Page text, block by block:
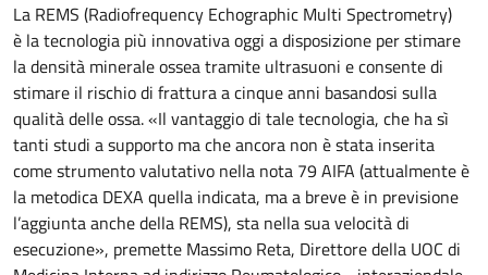
La REMS (Radiofrequency Echographic Multi Spectrometry)
è la tecnologia più innovativa oggi a disposizione per stimare
la densità minerale ossea tramite ultrasuoni e consente di
stimare il rischio di frattura a cinque anni basandosi sulla
qualità delle ossa. «Il vantaggio di tale tecnologia, che ha sì
tanti studi a supporto ma che ancora non è stata inserita
come strumento valutativo nella nota 79 AIFA (attualmente è
la metodica DEXA quella indicata, ma a breve è in previsione
l’aggiunta anche della REMS), sta nella sua velocità di
esecuzione», premette Massimo Reta, Direttore della UOC di